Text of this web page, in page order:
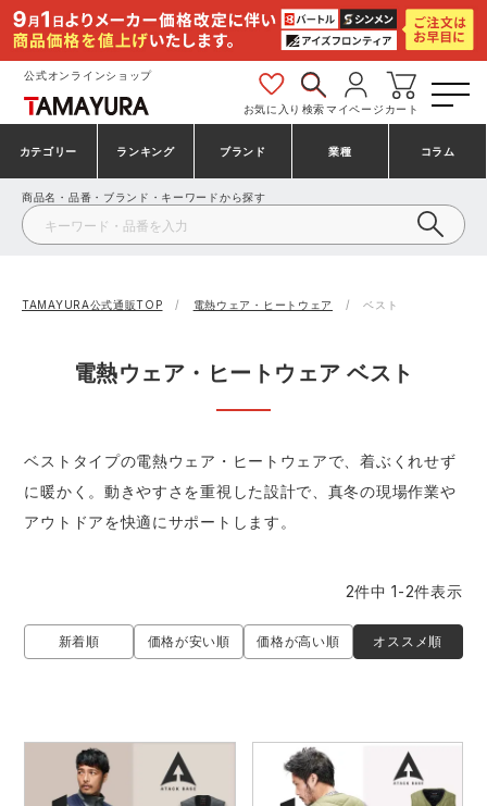
公式オンラインショップ
お気に入り 検索マイページ カート
カテゴリー
安全靴・作業靴
作業着・作業服
防寒着
アウトドア・スポーツ
コンプレッションウェア
ランキング
安全靴ランキング
安全靴スニーカーランキング
シューズランキング
ミズノ安全靴ランキング
アウトドアウェアランキング
空調服ランキング
ブランド
アシックス
プーマ コンバース（CONVERSE）
バートル
寅壱 アイトス株式会社
クロダルマ 桑和
おたふく手袋 マック
業種
建設・建築作業服
製造・工場作業服
鉄鋼・機械作業服
農作業服
配達・営業作業服
DIY・日曜大工作業服
コラム
商品名・品番・ブランド・キーワードから探す
TAMAYURA公式通販TOP 電熱ウェア・ヒートウェア ベスト
電熱ウェア・ヒートウェア ベスト
ベストタイプの電熱ウェア・ヒートウェアで、着ぶくれせず
に暖かく。動きやすさを重視した設計で、真冬の現場作業や
アウトドアを快適にサポートします。
新着順 価格が安い順 価格が高い順 オススメ順
2件中 1-2件表示